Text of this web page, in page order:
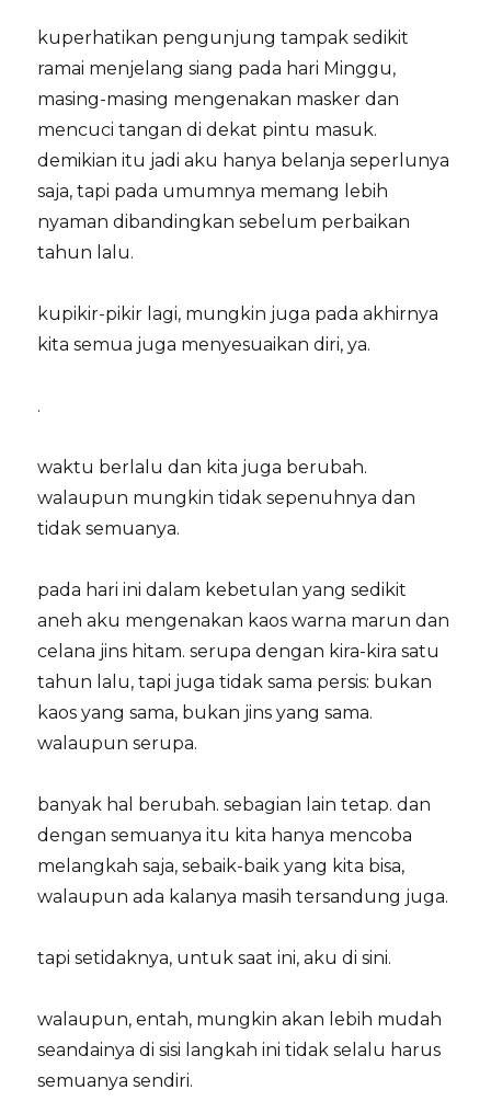
kuperhatikan pengunjung tampak sedikit
ramai menjelang siang pada hari Minggu,
masing-masing mengenakan masker dan
mencuci tangan di dekat pintu masuk.
demikian itu jadi aku hanya belanja seperlunya
saja, tapi pada umumnya memang lebih
nyaman dibandingkan sebelum perbaikan
tahun lalu.
kupikir-pikir lagi, mungkin juga pada akhirnya
kita semua juga menyesuaikan diri, ya.
.
waktu berlalu dan kita juga berubah.
walaupun mungkin tidak sepenuhnya dan
tidak semuanya.
pada hari ini dalam kebetulan yang sedikit
aneh aku mengenakan kaos warna marun dan
celana jins hitam. serupa dengan kira-kira satu
tahun lalu, tapi juga tidak sama persis: bukan
kaos yang sama, bukan jins yang sama.
walaupun serupa.
banyak hal berubah. sebagian lain tetap. dan
dengan semuanya itu kita hanya mencoba
melangkah saja, sebaik-baik yang kita bisa,
walaupun ada kalanya masih tersandung juga.
tapi setidaknya, untuk saat ini, aku di sini.
walaupun, entah, mungkin akan lebih mudah
seandainya di sisi langkah ini tidak selalu harus
semuanya sendiri.